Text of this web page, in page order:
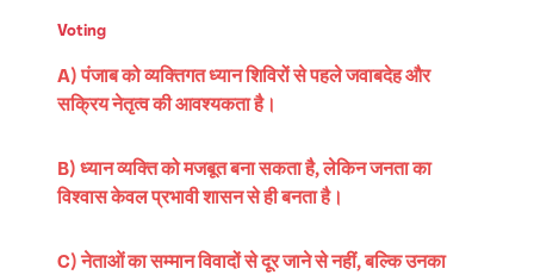
Voting
A) पंजाब को व्यक्तिगत ध्यान शिविरों से पहले जवाबदेह और
सक्रिय नेतृत्व की आवश्यकता है।
B) ध्यान व्यक्ति को मजबूत बना सकता है, लेकिन जनता का
विश्वास केवल प्रभावी शासन से ही बनता है।
C) नेताओं का सम्मान विवादों से दूर जाने से नहीं, बल्कि उनका